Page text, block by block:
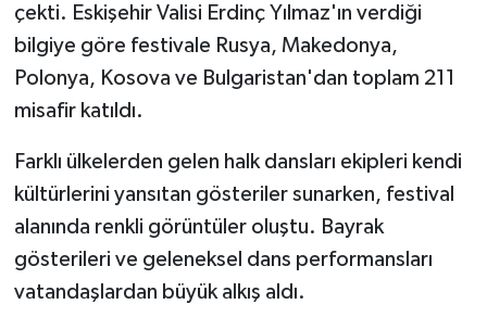
çekti. Eskişehir Valisi Erdinç Yılmaz'ın verdiği
bilgiye göre festivale Rusya, Makedonya,
Polonya, Kosova ve Bulgaristan'dan toplam 211
misafir katıldı.
Farklı ülkelerden gelen halk dansları ekipleri kendi
kültürlerini yansıtan gösteriler sunarken, festival
alanında renkli görüntüler oluştu. Bayrak
gösterileri ve geleneksel dans performansları
vatandaşlardan büyük alkış aldı.